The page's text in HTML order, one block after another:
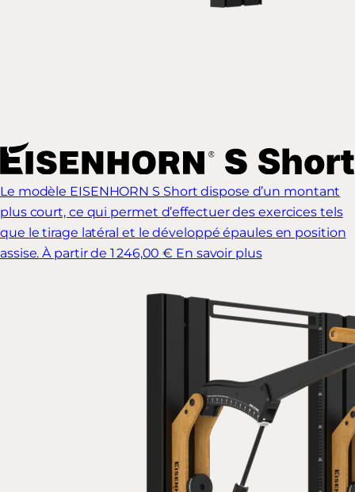
Le modèle EISENHORN S Short dispose d’un montant
plus court, ce qui permet d’effectuer des exercices tels
que le tirage latéral et le développé épaules en position
assise. À partir de 1 246,00 € En savoir plus